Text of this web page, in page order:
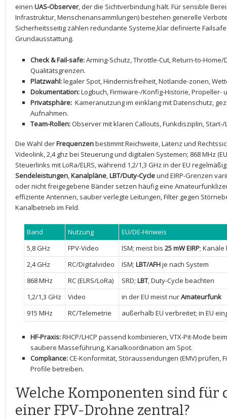
einen UAS-Observer, der die Sichtverbindung ⁢hält. Für ⁤sensible
Infrastruktur, Menschenansammlungen) bestehen generelle
Sicherheitsseitig zählen redundante Systeme,klar definierte
Grundausstattung.
Check & Fail-safe:Arming-Schutz, Throttle-Cut, Return-to-
Qualitätsgrenzen.
Platzwahl:legaler Spot, Hindernisfreiheit, Notlande-zonen,
Dokumentation:Logbuch, Firmware-/Konfig-Historie, Propeller-
Privatsphäre: Kameranutzung im einklang mit Datenschutz,
Aufnahmen.
Team-Rollen:Observer mit klaren Callouts, Funkdisziplin,
Die Wahl⁢ derFrequenzenbestimmt Reichweite, Latenz und​
Videolink, 2,4 ghz ​bei Steuerung und digitalen Systemen; 868 MHz
Steuerlinks mit LoRa/ELRS, während 1,2/1,3 GHz‌ in der EU
Sendeleistungen,Kanalpläne,LBT/Duty-Cycleund EIRP-Grenzen
oder nicht freigegebene Bänder ⁣setzen häufig​ eine
effiziente Antennen, sauber verlegte Leitungen, Filter‍ gegen
Kanalbetrieb im Feld.
Band Nutzung
EU/DE-Hinweis
5,8 GHz
FPV-Video ISM; meist⁣ bis 25 mW EIRP;
2,4 GHz
RC/Digitalvideo ISM; LBT/AFHje nach System
868 MHz
RC ⁢(ELRS/LoRa) SRD; LBT, Duty-Cycle beachten
1,2/1,3 GHz
Video in‍ der EU⁣ meist nurAmateurfunk
915 MHz
RC/Telemetrie außerhalb EU verbreitet; in EU
HF-Praxis:RHCP/LHCP passend kombinieren, VTX-Pit-Mode
‌saubere Masseführung, Kanalkoordination am Spot.
Compliance:CE-Konformität, Störaussendungen (EMV) prüfen,
Profile betreiben.
Welche Komponenten sind für
einer FPV-Drohne zentral?